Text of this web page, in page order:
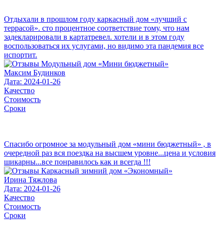
Отдыхали в прошлом году каркасный дом «лучший с
террасой». сто процентное соответствие тому, что нам
задекларировали в картатревел. хотели и в этом году
воспользоваться их услугами, но видимо эта пандемия все
испортит.
Максим Будинков
Дата: 2024-01-26
Качество
Стоимость
Сроки
Спасибо огромное за модульный дом «мини бюджетный» , в
очередной раз вся поездка на высшем уровне...цена и условия
шикарны...все понравилось как и всегда !!!
Ирина Тяжлова
Дата: 2024-01-26
Качество
Стоимость
Сроки